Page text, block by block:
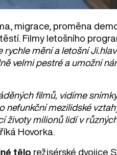
migrace, proměna
Filmy letošního
rychle mění a letošní
velmi pestré a umožní
filmů, vidíme
mezilidské
milionů lidí v
říká Hovorka.
tělo režisérské dvojice